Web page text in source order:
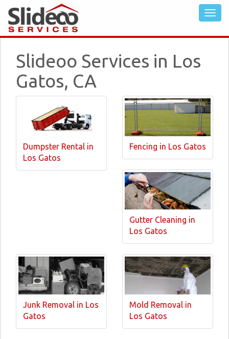
Slideoo Services in Los
Gatos, CA
Dumpster Rental in
Los Gatos
Fencing in Los Gatos
Gutter Cleaning in
Los Gatos
Junk Removal in Los
Gatos
Mold Removal in
Los Gatos